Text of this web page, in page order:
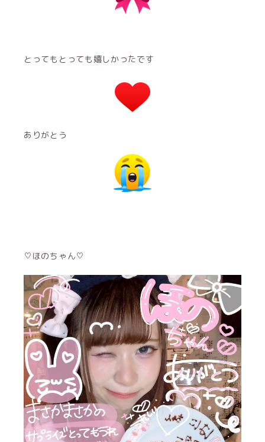
とってもとっても嬉しかったです
ありがとう
♡ほのちゃん♡